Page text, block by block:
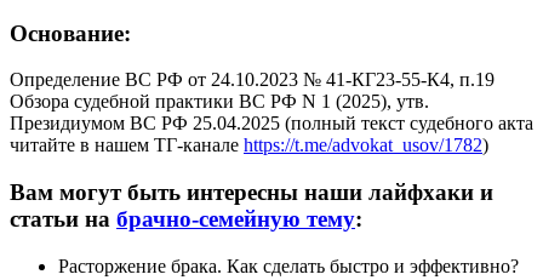
Основание:
Определение ВС РФ от 24.10.2023 № 41-КГ23-55-К4, п.19
Обзора судебной практики ВС РФ N 1 (2025), утв.
Президиумом ВС РФ 25.04.2025 (полный текст судебного акта
читайте в нашем ТГ-канале https://t.me/advokat_usov/1782)
Вам могут быть интересны наши лайфхаки и
статьи на брачно-семейную тему:
Расторжение брака. Как сделать быстро и эффективно?